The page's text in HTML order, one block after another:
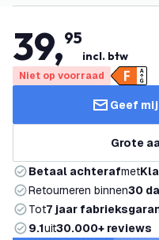
39,95
incl. btw
Niet op voorraad
Geef
Grote
Betaal achterafmet
Retourneren binnen30
Tot7 jaar
9.1uit30.000+ reviews